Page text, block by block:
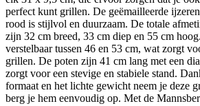
perfect kunt grillen. De geëmailleerde
rood is stijlvol en duurzaam. De totale
zijn 32 cm breed, 33 cm diep en 55 cm
verstelbaar tussen 46 en 53 cm, wat zorgt
grillen. De poten zijn 41 cm lang met een
zorgt voor een stevige en stabiele stand.
formaat en het lichte gewicht neem je deze
berg je hem eenvoudig op. Met de